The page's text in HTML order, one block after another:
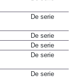
De serie
De serie